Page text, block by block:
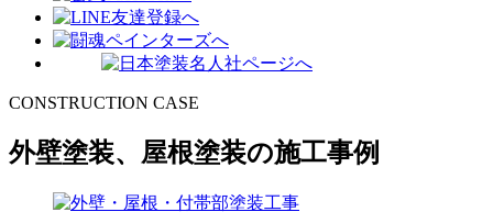
CONSTRUCTION CASE
外壁塗装、屋根塗装の施工事例